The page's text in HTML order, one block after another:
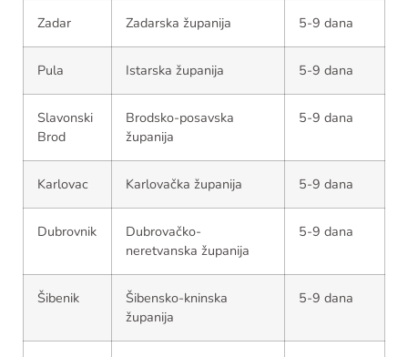
Zadar Zadarska županija 5-9 dana
Pula Istarska županija 5-9 dana
Slavonski
Brod
Brodsko-posavska
županija
5-9 dana
Karlovac Karlovačka županija 5-9 dana
Dubrovnik
Dubrovačko-
neretvanska županija
5-9 dana
Šibenik
Šibensko-kninska
županija
5-9 dana